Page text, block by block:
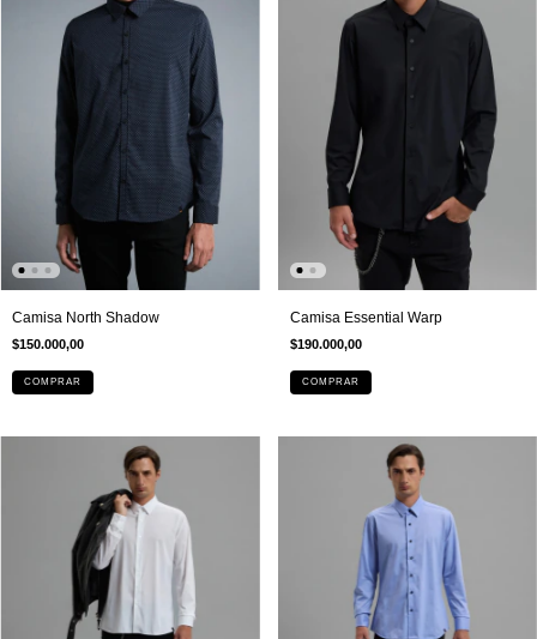
Camisa North Shadow
$150.000,00
COMPRAR
Camisa Essential Warp
$190.000,00
COMPRAR